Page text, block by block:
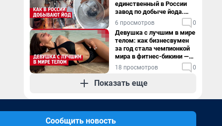
единственный в России
завод по добыче йода.
Видео
6 просмотров 0
Девушка с лучшим в мире
телом: как бизнесвумен
за год стала чемпионкой
мира в фитнес-бикини —
видео
18 просмотров 0
Показать еще
Сообщить новость